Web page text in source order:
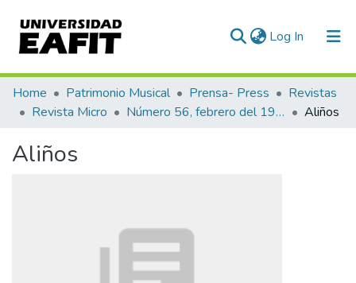
Log In (current)
Communities & Collections
All of DSpace
Statistics
Home Patrimonio Musical Prensa- Press
Revistas
Revista Micro
Número 56, febrero del 1944 Aliños
Aliños